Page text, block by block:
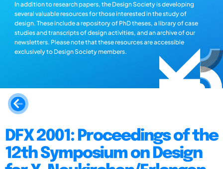
In addition to research papers, the Design Society is developing
several valuable resources for those interested in the study of
design. These include a repository of PhD theses, a library of case
studies and transcripts of design activities, and an archive of our
newsletters. Please note that these resources are accessible
exclusively to Design Society members.
DFX 2001: Proceedings of the
12th Symposium on Design